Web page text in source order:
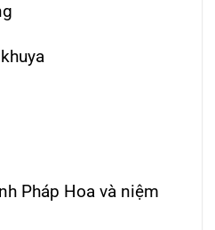
Pháp Hoa và niệm